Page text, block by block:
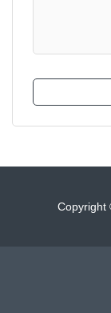
Copyright